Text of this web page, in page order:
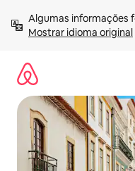
para
Mostrar idioma original